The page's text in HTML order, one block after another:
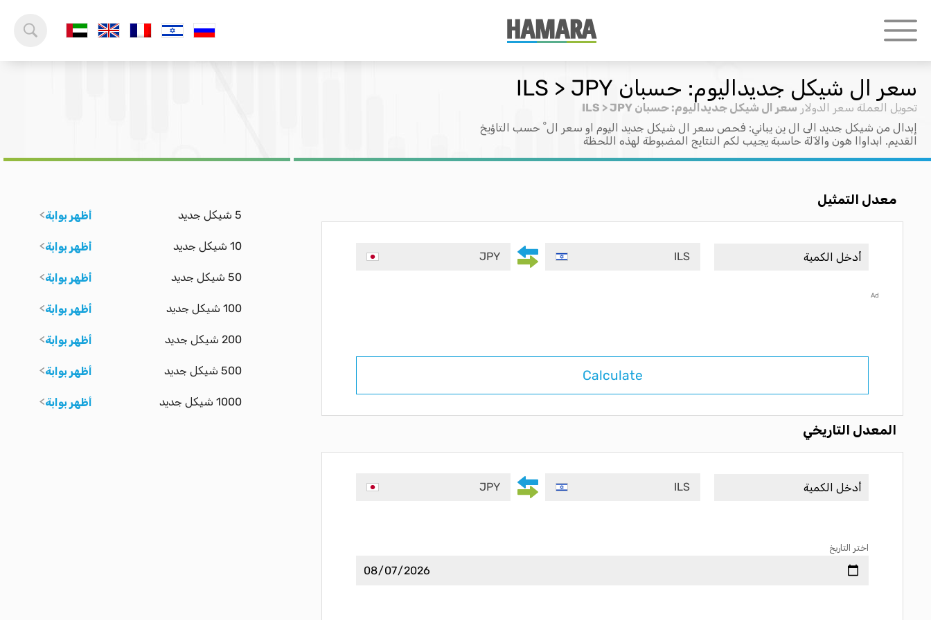
سعر ال شيكل جديداليوم: حسبان ILS > JPY
تحويل العملة سعر الدولار سعر ال شيكل جديداليوم: حسبان ILS > JPY
إبدال من شيكل جديد الى ال ين يباني: فحص سعر ال شيكل جديد اليوم او سعر ال ْ حسب التاؤيخ
القديم. ابداواا هون والآلة حاسبة يجيب لكم النتايج المضبوطة لهذه اللحظة
معدل التمثيل
ILS
JPY
Ad
Calculate
المعدل التاريخي
ILS
JPY
اختر التاريخ
5 شيكل جديد أظهر بوابة
10 شيكل جديد أظهر بوابة
50 شيكل جديد أظهر بوابة
100 شيكل جديد أظهر بوابة
200 شيكل جديد أظهر بوابة
500 شيكل جديد أظهر بوابة
1000 شيكل جديد أظهر بوابة